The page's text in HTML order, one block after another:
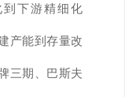
下游精细化
产能到存量改
三期、巴斯夫